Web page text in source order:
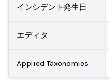
インシデント発生日
エディタ
Applied Taxonomies